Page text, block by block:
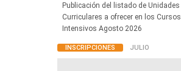
Publicación del listado de Unidades
Curriculares a ofrecer en los Cursos
Intensivos Agosto 2026
INSCRIPCIONES JULIO